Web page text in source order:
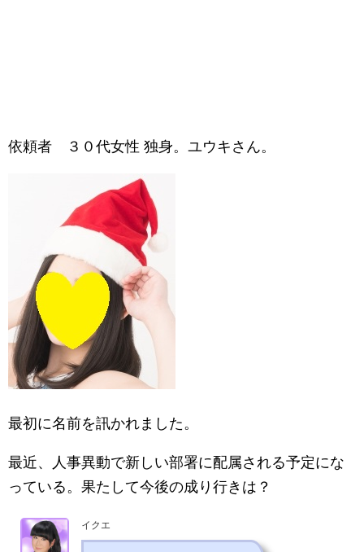
依頼者 ３０代女性 独身。ユウキさん。
最初に名前を訊かれました。
最近、人事異動で新しい部署に配属される予定にな
っている。果たして今後の成り行きは？
イクエ